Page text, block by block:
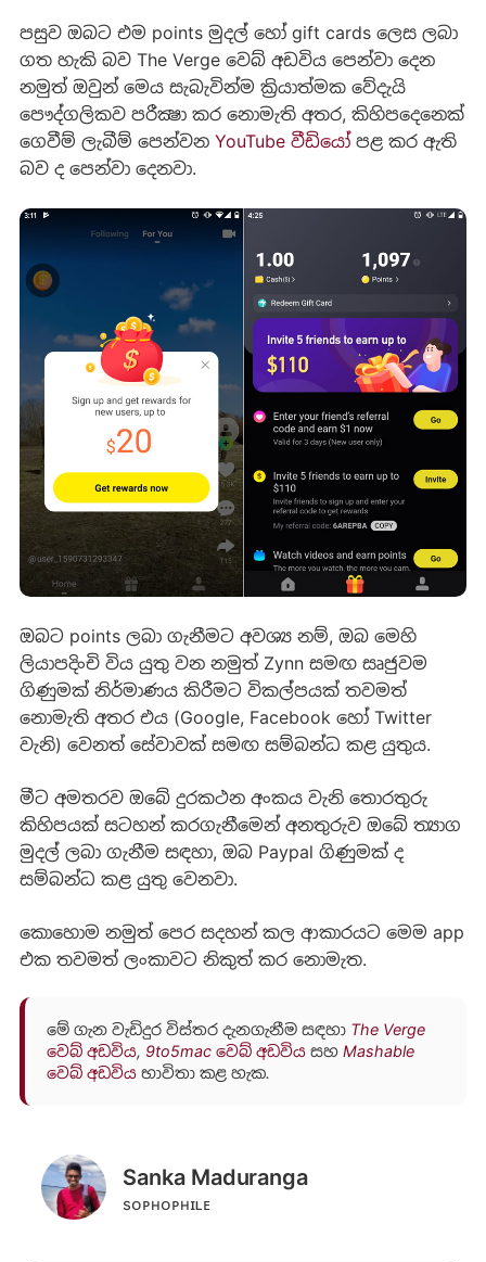
පසුව ඔබට එම points මුදල් හෝ gift cards ලෙස ලබා
ගත හැකි බව The Verge වෙබ් අඩවිය පෙන්වා දෙන
නමුත් ඔවුන් මෙය සැබැවින්ම ක්‍රියාත්මක වේදැයි
පෞද්ගලිකව පරීක්‍ෂා කර නොමැති අතර, කිහිපදෙනෙක්
ගෙවීම් ලැබීම් පෙන්වනYouTube වීඩියෝපළ කර ඇති
බව ද පෙන්වා දෙනවා.
ඔබට points ලබා ගැනීමට අවශ්‍ය නම්, ඔබ මෙහි
ලියාපදිංචි විය යුතු වන නමුත් Zynn සමඟ සෘජුවම
ගිණුමක් නිර්මාණය කිරීමට විකල්පයක් තවමත්
නොමැති අතර එය (Google, Facebook හෝ Twitter
වැනි) වෙනත් සේවාවක් සමඟ සම්බන්ධ කළ යුතුය.
මීට අමතරව ඔබේ දුරකථන අංකය වැනි තොරතුරු
කිහිපයක් සටහන් කරගැනීමෙන් අනතුරුව ඔබේ ත්‍යාග
මුදල් ලබා ගැනීම සඳහා, ඔබ Paypal ගිණුමක් ද
සම්බන්ධ කළ යුතු වෙනවා.
කොහොම නමුත් පෙර සදහන් කල ආකාරයට මෙම app
එක තවමත් ලංකාවට නිකුත් කර නොමැත.
මේ ගැන වැඩිදුර විස්තර දැනගැනීම සඳහා The Verge
වෙබ් අඩවිය, 9to5mac වෙබ් අඩවියසහ Mashable
වෙබ් අඩවියභාවිතා කළ හැක.
Sanka Maduranga
sᴏᴘʜᴏᴘʜɪʟᴇ